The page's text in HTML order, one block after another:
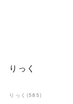
りっく
りっく (585)